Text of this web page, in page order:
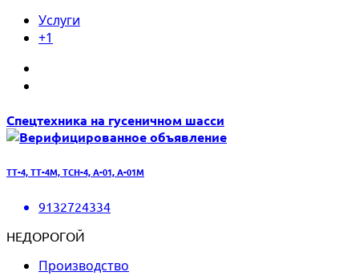
Услуги
+1
Спецтехника на гусеничном шасси
ТТ-4, ТТ-4М, ТСН-4, А-01, А-01М
9132724334
НЕДОРОГОЙ
Производство